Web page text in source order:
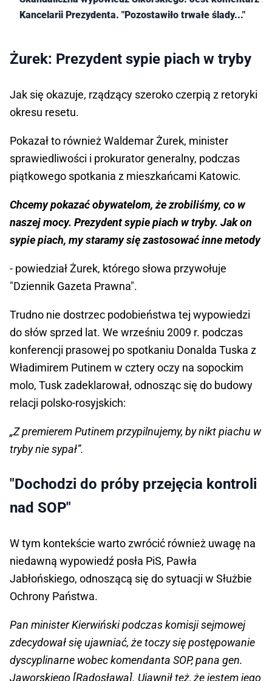
Kancelarii Prezydenta. "Pozostawiło trwałe ślady..."
Żurek: Prezydent sypie piach w tryby
Jak się okazuje, rządzący szeroko czerpią z retoryki
okresu resetu.
Pokazał to również Waldemar Żurek, minister
sprawiedliwości i prokurator generalny, podczas
piątkowego spotkania z mieszkańcami Katowic.
Chcemy pokazać obywatelom, że zrobiliśmy, co w
naszej mocy. Prezydent sypie piach w tryby. Jak on
sypie piach, my staramy się zastosować inne metody
- powiedział Żurek, którego słowa przywołuje
"Dziennik Gazeta Prawna".
Trudno nie dostrzec podobieństwa tej wypowiedzi
do słów sprzed lat. We wrześniu 2009 r. podczas
konferencji prasowej po spotkaniu Donalda Tuska z
Władimirem Putinem w cztery oczy na sopockim
molo, Tusk zadeklarował, odnosząc się do budowy
relacji polsko-rosyjskich:
„Z premierem Putinem przypilnujemy, by nikt piachu w
tryby nie sypał”.
"Dochodzi do próby przejęcia kontroli
nad SOP"
W tym kontekście warto zwrócić również uwagę na
niedawną wypowiedź posła PiS, Pawła
Jabłońskiego, odnoszącą się do sytuacji w Służbie
Ochrony Państwa.
Pan minister Kierwiński podczas komisji sejmowej
zdecydował się ujawniać, że toczy się postępowanie
dyscyplinarne wobec komendanta SOP, pana gen.
Jaworskiego [Radosława]. Ujawnił też, że jestem jego